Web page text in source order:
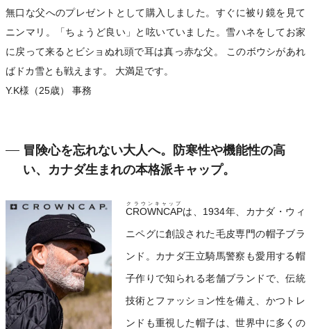
無口な父へのプレゼントとして購入しました。すぐに被り鏡を見て
ニンマリ。「ちょうど良い」と呟いていました。雪ハネをしてお家
に戻って来るとビショぬれ頭で耳は真っ赤な父。 このボウシがあれ
ばドカ雪とも戦えます。 大満足です。
Y.K様（25歳） 事務
冒険心を忘れない大人へ。防寒性や機能性の高
い、カナダ生まれの本格派キャップ。
CROWNCAP
クラウンキャップ
は、1934年、カナダ・ウィ
ニペグに創設された毛皮専門の帽子ブラ
ンド。カナダ王立騎馬警察も愛用する帽
子作りで知られる老舗ブランドで、伝統
技術とファッション性を備え、かつトレ
ンドも重視した帽子は、世界中に多くの